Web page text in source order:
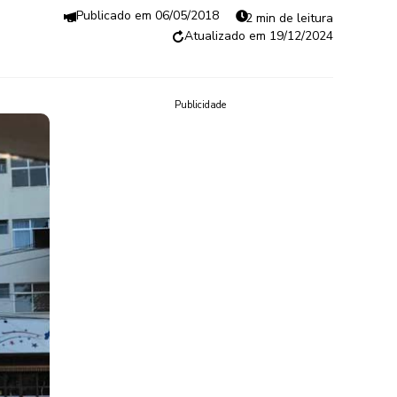
06/05/2018
2 min de leitura
19/12/2024
Publicidade